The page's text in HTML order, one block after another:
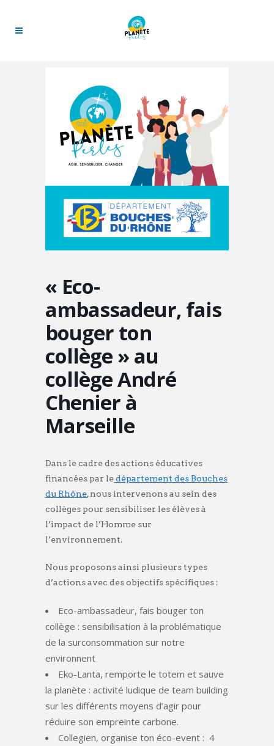
« Eco-
ambassadeur, fais
bouger ton
collège » au
collège André
Chenier à
Marseille
Dans le cadre des actions éducatives
financées par ledépartement des Bouches
du Rhône, nous intervenons au sein des
collèges pour sensibiliser les élèves à
l’impact de l’Homme sur
l’environnement.
Nous proposons ainsi plusieurs types
d’actions avec des objectifs spécifiques :
Eco-ambassadeur, fais bouger ton
collège : sensibilisation à la problématique
de la surconsommation sur notre
environnent
Eko-Lanta, remporte le totem et sauve
la planète : activité ludique de team building
sur les différents moyens d’agir pour
réduire son empreinte carbone.
Collegien, organise ton éco-event : 4